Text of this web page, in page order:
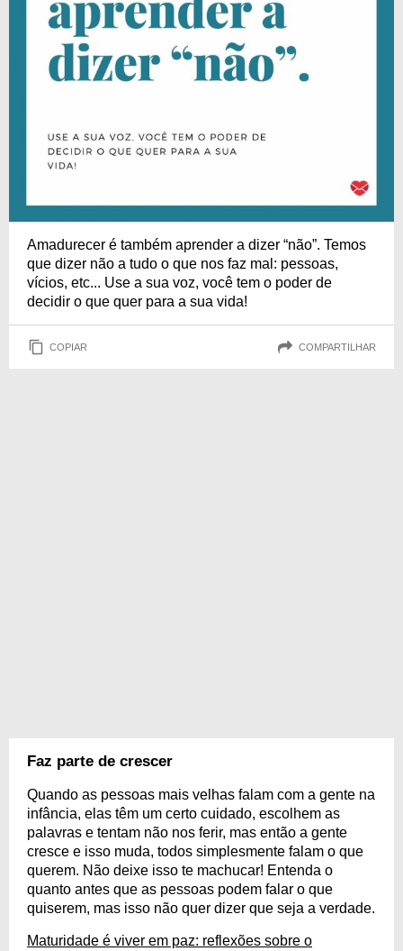
Amadurecer é também aprender a dizer “não”. Temos
que dizer não a tudo o que nos faz mal: pessoas,
vícios, etc... Use a sua voz, você tem o poder de
decidir o que quer para a sua vida!
COPIAR COMPARTILHAR
Faz parte de crescer
Quando as pessoas mais velhas falam com a gente na
infância, elas têm um certo cuidado, escolhem as
palavras e tentam não nos ferir, mas então a gente
cresce e isso muda, todos simplesmente falam o que
querem. Não deixe isso te machucar! Entenda o
quanto antes que as pessoas podem falar o que
quiserem, mas isso não quer dizer que seja a verdade.
Maturidade é viver em paz: reflexões sobre o